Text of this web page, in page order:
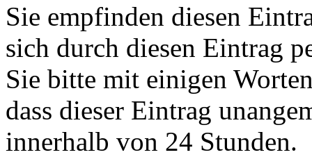
Sie empfinden diesen
sich durch diesen Eintrag
Sie bitte mit einigen
dass dieser Eintrag
innerhalb von 24 Stunden.